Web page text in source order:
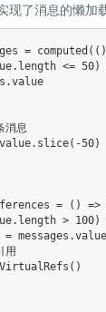
现了消息的懒加
= computed ( ( )
. length <= 50)
.value
息
value. slice( -50)
= ( ) =>
. length > 100)
= messages .value
用
( )